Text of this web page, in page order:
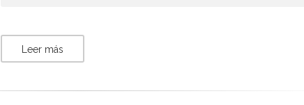
Leer más